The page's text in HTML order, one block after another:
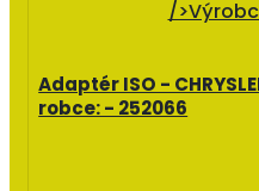
Adaptér ISO -
robce: - 252066